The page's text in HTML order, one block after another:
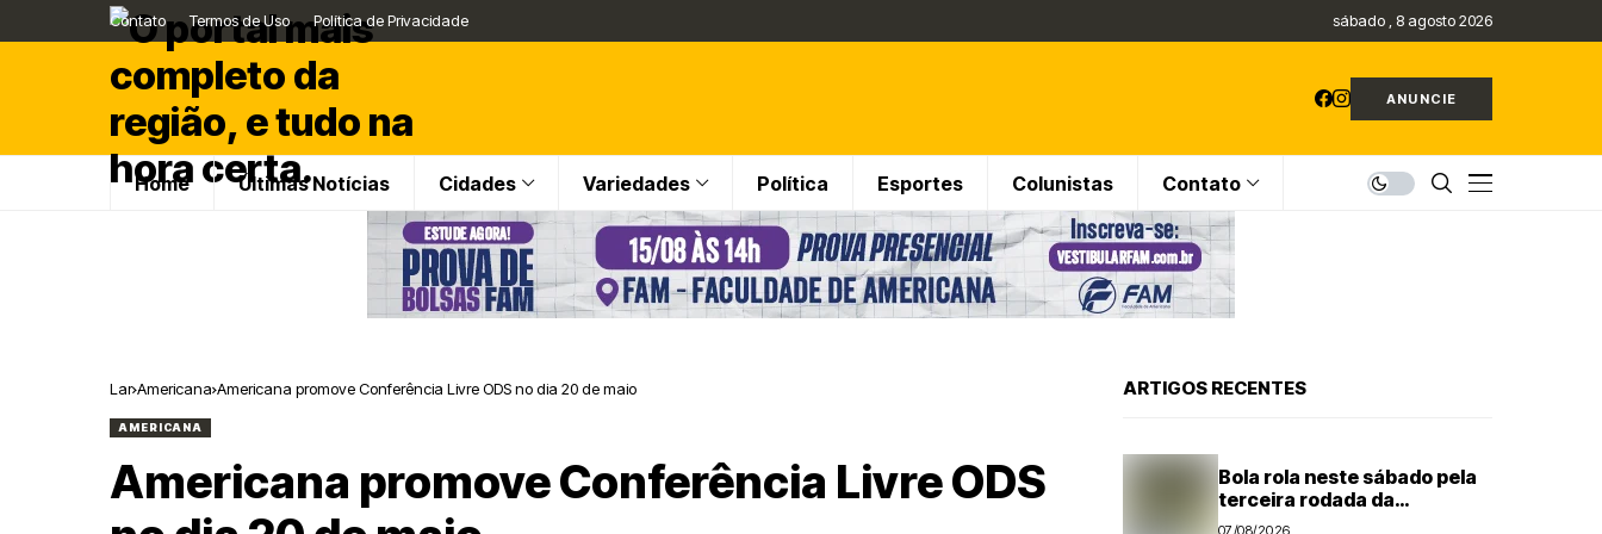
Contato Termos de Uso Política de Privacidade sábado , 8 agosto 2026
ANUNCIE
Home Últimas Notícias Cidades Variedades Política Esportes Colunistas Contato
Lar Americana Americana promove Conferência Livre ODS no dia 20 de maio
AMERICANA
Americana promove Conferência Livre ODS
ARTIGOS RECENTES
Bola rola neste sábado pela
terceira rodada da
Segundona do Campeonato
07/08/2026